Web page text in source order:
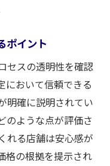
ポイント
セスの透明性を確認
において信頼できる
明確に説明されてい
のような点が評価さ
れる店舗は安心感が
格の根拠を提示され